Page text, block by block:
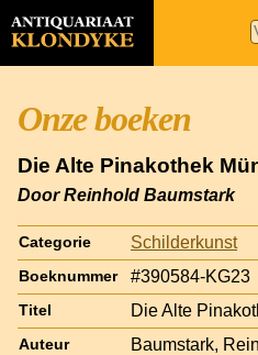
Onze boeken
Die Alte Pinakothek
Door Reinhold Baumstark
Categorie Schilderkunst
Boeknummer #390584-KG23
Titel Die Alte
Auteur Baumstark,